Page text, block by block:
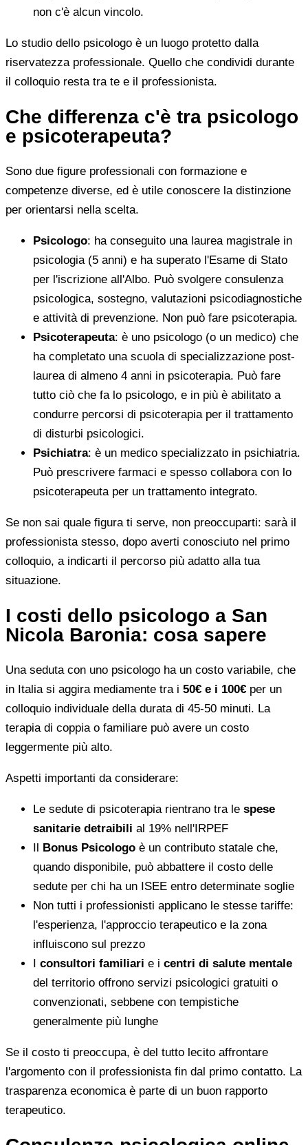
non c'è alcun vincolo.
Lo studio dello psicologo è un luogo protetto dalla
riservatezza professionale. Quello che condividi durante
il colloquio resta tra te e il professionista.
Che differenza c'è tra psicologo
e psicoterapeuta?
Sono due figure professionali con formazione e
competenze diverse, ed è utile conoscere la distinzione
per orientarsi nella scelta.
Psicologo: ha conseguito una laurea magistrale in
psicologia (5 anni) e ha superato l'Esame di Stato
per l'iscrizione all'Albo. Può svolgere consulenza
psicologica, sostegno, valutazioni psicodiagnostiche
e attività di prevenzione. Non può fare psicoterapia.
Psicoterapeuta: è uno psicologo (o un medico) che
ha completato una scuola di specializzazione post-
laurea di almeno 4 anni in psicoterapia. Può fare
tutto ciò che fa lo psicologo, e in più è abilitato a
condurre percorsi di psicoterapia per il trattamento
di disturbi psicologici.
Psichiatra: è un medico specializzato in psichiatria.
Può prescrivere farmaci e spesso collabora con lo
psicoterapeuta per un trattamento integrato.
Se non sai quale figura ti serve, non preoccuparti: sarà il
professionista stesso, dopo averti conosciuto nel primo
colloquio, a indicarti il percorso più adatto alla tua
situazione.
I costi dello psicologo a San
Nicola Baronia: cosa sapere
Una seduta con uno psicologo ha un costo variabile, che
in Italia si aggira mediamente tra i 50€ e i 100€ per un
colloquio individuale della durata di 45-50 minuti. La
terapia di coppia o familiare può avere un costo
leggermente più alto.
Aspetti importanti da considerare:
Le sedute di psicoterapia rientrano tra le spese
sanitarie detraibili al 19% nell'IRPEF
Il Bonus Psicologo è un contributo statale che,
quando disponibile, può abbattere il costo delle
sedute per chi ha un ISEE entro determinate soglie
Non tutti i professionisti applicano le stesse tariffe:
l'esperienza, l'approccio terapeutico e la zona
influiscono sul prezzo
I consultori familiari e i centri di salute mentale
del territorio offrono servizi psicologici gratuiti o
convenzionati, sebbene con tempistiche
generalmente più lunghe
Se il costo ti preoccupa, è del tutto lecito affrontare
l'argomento con il professionista fin dal primo contatto. La
trasparenza economica è parte di un buon rapporto
terapeutico.